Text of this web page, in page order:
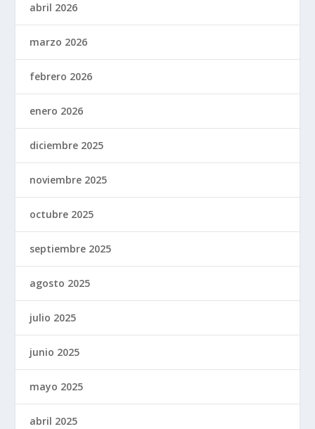
abril 2026
marzo 2026
febrero 2026
enero 2026
diciembre 2025
noviembre 2025
octubre 2025
septiembre 2025
agosto 2025
julio 2025
junio 2025
mayo 2025
abril 2025